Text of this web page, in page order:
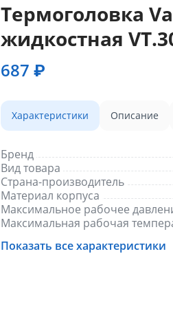
Термоголовка
жидкостная
687 ₽
Характеристики Описание
Бренд
Вид товара
Страна-производитель
Материал корпуса
Максимальное рабочее
Максимальная рабочая
Показать все характеристики